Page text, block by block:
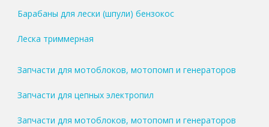
Барабаны для лески (шпули) бензокос
Леска триммерная
Запчасти для мотоблоков, мотопомп и генераторов
Запчасти для цепных электропил
Запчасти для мотоблоков, мотопомп и генераторов